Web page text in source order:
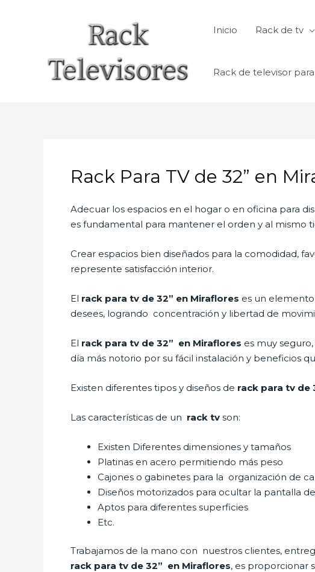
Inicio Rack de tv
Rack de televisor
Rack Para TV de 32” en
Adecuar los espacios en el hogar o en oficina para
es fundamental para mantener el orden y al mismo
Crear espacios bien diseñados para la comodidad,
represente satisfacción interior.
El rack para tv de 32” en Miraflores es un
desees, logrando concentración y libertad de
El rack para tv de 32” en Miraflores es muy
día más notorio por su fácil instalación y beneficios
Existen diferentes tipos y diseños de rack para tv de
Las características de un rack tv son:
Existen Diferentes dimensiones y tamaños
Platinas en acero permitiendo más peso
Cajones o gabinetes para la organización de
Diseños motorizados para ocultar la pantalla
Aptos para diferentes superficies
Etc.
Trabajamos de la mano con nuestros clientes,
rack para tv de 32” en Miraflores, es proporcionar